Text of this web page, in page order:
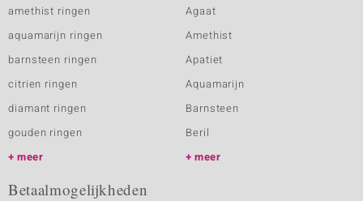
amethist ringen
aquamarijn ringen
barnsteen ringen
citrien ringen
diamant ringen
gouden ringen
meer
Agaat
Amethist
Apatiet
Aquamarijn
Barnsteen
Beril
meer
Betaalmogelijkheden